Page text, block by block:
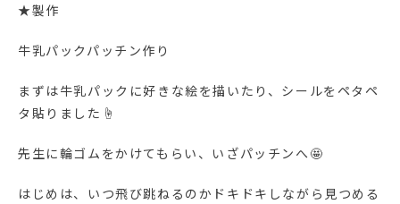
★製作
牛乳パックパッチン作り
まずは牛乳パックに好きな絵を描いたり、シールをペタペ
タ貼りました☝
先生に輪ゴムをかけてもらい、いざパッチンへ🤩
はじめは、いつ飛び跳ねるのかドキドキしながら見つめる